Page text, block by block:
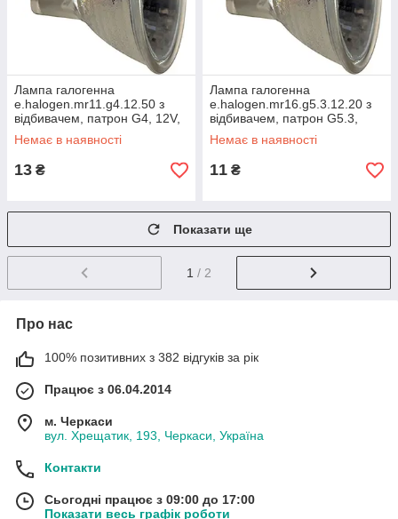
Лампа галогенна
e.halogen.mr11.g4.12.50 з
відбивачем, патрон G4, 12V,
50W
Немає в наявності
13 ₴
Лампа галогенна
e.halogen.mr16.g5.3.12.20 з
відбивачем, патрон G5.3,
12V, 20W
Немає в наявності
11 ₴
Показати ще
1 / 2
Про нас
100% позитивних з 382 відгуків за рік
Працює з 06.04.2014
м. Черкаси
вул. Хрещатик, 193, Черкаси, Україна
Контакти
Сьогодні працює з 09:00 до 17:00
Показати весь графік роботи